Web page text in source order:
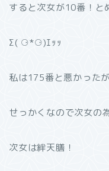
すると次女が10番！と
Σ( ⚆*⚆)ｴｯｯ
私は175番と悪かったが
せっかくなので次女の
次女は絆天膳！